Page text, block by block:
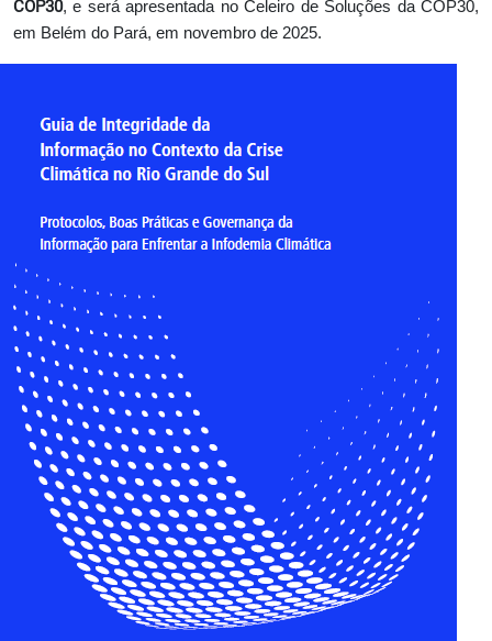
COP30, e será apresentada no Celeiro de Soluções da COP30,
em Belém do Pará, em novembro de 2025.